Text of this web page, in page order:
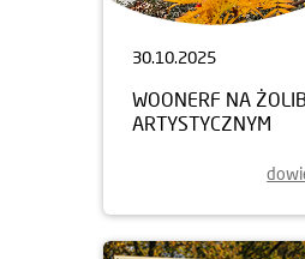
30.10.2025
WOONERF NA
ARTYSTYCZNYM